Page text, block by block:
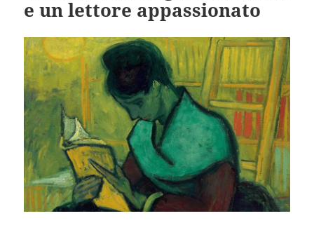
e un lettore appassionato